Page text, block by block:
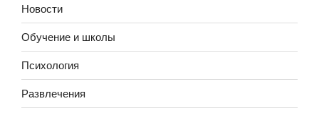
Новости
Обучение и школы
Психология
Развлечения